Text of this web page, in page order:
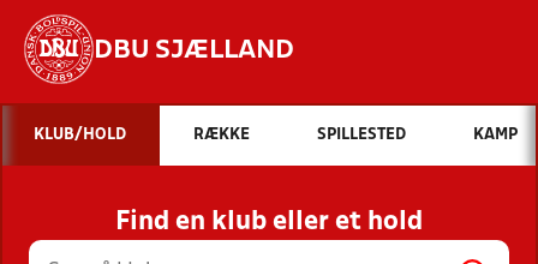
DBU SJÆLLAND
Hvad vil du søge efter?
INDHOLD OG NYHEDER
STILLINGER, RESULTATER, KLUBBER OG
HOLD
KLUB/HOLD RÆKKE SPILLESTED KAMP
Find en klub eller et hold